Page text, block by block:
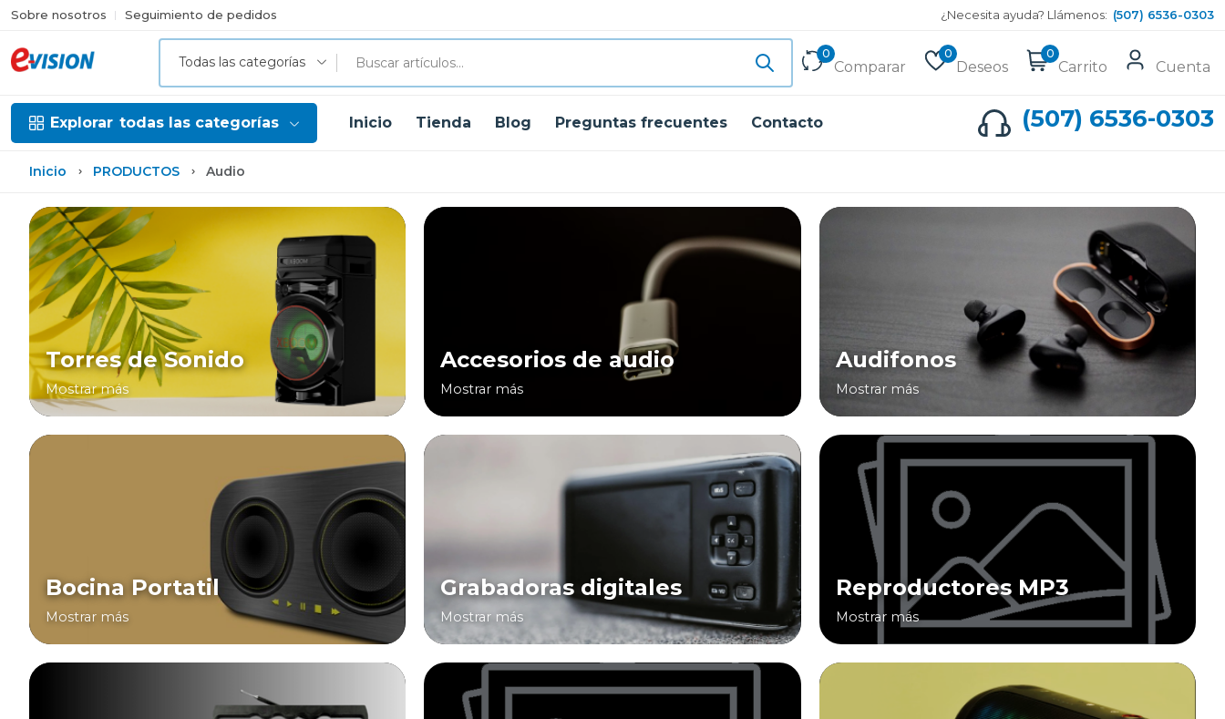
Sobre nosotros Seguimiento de pedidos ¿Necesita ayuda? Llámenos: (507) 6536-0303
Todas las categorías
0
Comparar
0
Deseos
0
Carrito Cuenta
Explorar todas las categorías Inicio Tienda Blog Preguntas frecuentes Contacto (507) 6536-0303
Inicio PRODUCTOS Audio
Torres de Sonido
Mostrar más
Accesorios de audio
Mostrar más
Audifonos
Mostrar más
Bocina Portatil
Mostrar más
Grabadoras digitales
Mostrar más
Reproductores MP3
Mostrar más